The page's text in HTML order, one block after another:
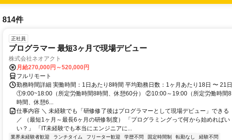
814件
正社員
プログラマー 最短3ヶ月で現場デビュー
株式会社ネオアクト
月給270,000円～520,000円
フルリモート
勤務時間詳細 実働時間：1日あたり8時間 平均勤務日数：1ヶ月あたり18日 〜 21日
①9:00~18:00（所定労働時間8時間、休憩60分） ②10:00～19:00（所定労働時間8
時間、休憩6...
仕事内容 ＼ 未経験でも「研修修了後はプログラマーとして現場デビュー」できる
／ （最短1ヶ月～最長6ヶ月の研修制度） 「プログラミングって何から始めればい
い？」 「IT未経験でも本当にエンジニアに...
業界未経験者歓迎 ランチタイム フリーター歓迎 学歴不問 固定時間制 転勤なし
経験不問